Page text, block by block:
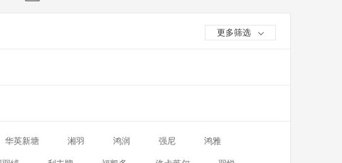
更多筛选
华英新塘 湘羽 鸿润 强尼 鸿雅